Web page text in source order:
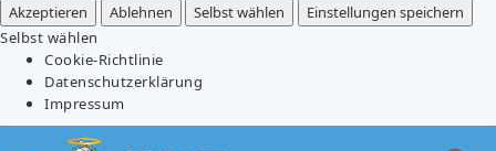
Akzeptieren
Ablehnen Selbst wählen
Einstellungen speichern
Selbst wählen
Cookie-Richtlinie
Datenschutzerklärung
Impressum